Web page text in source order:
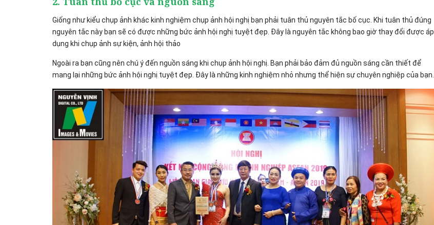
Giống như kiểu chụp ảnh khác kinh nghiệm chụp ảnh hội nghị bạn phải tuân thủ nguyên tắc bố cục. Khi tuân thủ đúng
nguyên tắc này bạn sẽ có được những bức ảnh hội nghị tuyệt đẹp. Đây là nguyên tắc không bao giờ thay đổi được áp
dụng khi chụp ảnh sự kiện, ảnh hội thảo
Ngoài ra bạn cũng nên chú ý đến nguồn sáng khi chụp ảnh hội nghị. Bạn phải bảo đảm đủ nguồn sáng cần thiết để
mang lại những bức ảnh hội nghị tuyệt đẹp. Đây là những kinh nghiệm nhỏ nhưng thể hiện sự chuyên nghiệp của bạn.